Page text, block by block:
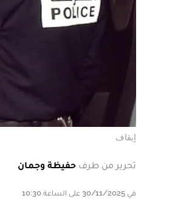
إيقاف
تحرير من طرف حفيظة وجمان
في 30/11/2025 على الساعة 10:30